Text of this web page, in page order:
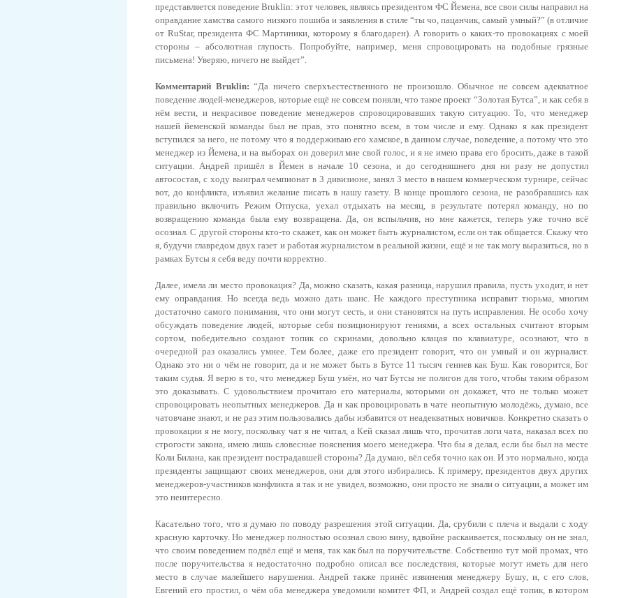
представляется поведение Bruklin: этот человек, являясь президентом ФС Йемена, все свои силы направил на
оправдание хамства самого низкого пошиба и заявления в стиле “ты чо, пацанчик, самый умный?” (в отличие
от RuStar, президента ФС Мартиники, которому я благодарен). А говорить о каких-то провокациях с моей
стороны – абсолютная глупость. Попробуйте, например, меня спровоцировать на подобные грязные
письмена! Уверяю, ничего не выйдет”.
Комментарий Bruklin: “Да ничего сверхъестественного не произошло. Обычное не совсем адекватное
поведение людей-менеджеров, которые ещё не совсем поняли, что такое проект “Золотая Бутса”, и как себя в
нём вести, и некрасивое поведение менеджеров спровоцировавших такую ситуацию. То, что менеджер
нашей йеменской команды был не прав, это понятно всем, в том числе и ему. Однако я как президент
вступился за него, не потому что я поддерживаю его хамское, в данном случае, поведение, а потому что это
менеджер из Йемена, и на выборах он доверил мне свой голос, и я не имею права его бросить, даже в такой
ситуации. Андрей пришёл в Йемен в начале 10 сезона, и до сегодняшнего дня ни разу не допустил
автосостав, с ходу выиграл чемпионат в 3 дивизионе, занял 3 место в нашем коммерческом турнире, сейчас
вот, до конфликта, изъявил желание писать в нашу газету. В конце прошлого сезона, не разобравшись как
правильно включить Режим Отпуска, уехал отдыхать на месяц, в результате потерял команду, но по
возвращению команда была ему возвращена. Да, он вспыльчив, но мне кажется, теперь уже точно всё
осознал. С другой стороны кто-то скажет, как он может быть журналистом, если он так общается. Скажу что
я, будучи главредом двух газет и работая журналистом в реальной жизни, ещё и не так могу выразиться, но в
рамках Бутсы я себя веду почти корректно.
Далее, имела ли место провокация? Да, можно сказать, какая разница, нарушил правила, пусть уходит, и нет
ему оправдания. Но всегда ведь можно дать шанс. Не каждого преступника исправит тюрьма, многим
достаточно самого понимания, что они могут сесть, и они становятся на путь исправления. Не особо хочу
обсуждать поведение людей, которые себя позиционируют гениями, а всех остальных считают вторым
сортом, победительно создают топик со скринами, довольно клацая по клавиатуре, осознают, что в
очередной раз оказались умнее. Тем более, даже его президент говорит, что он умный и он журналист.
Однако это ни о чём не говорит, да и не может быть в Бутсе 11 тысяч гениев как Буш. Как говорится, Бог
таким судья. Я верю в то, что менеджер Буш умён, но чат Бутсы не полигон для того, чтобы таким образом
это доказывать. С удовольствием прочитаю его материалы, которыми он докажет, что не только может
спровоцировать неопытных менеджеров. Да и как провоцировать в чате неопытную молодёжь, думаю, все
чатовчане знают, и не раз этим пользовались дабы избавится от неадекватных новичков. Конкретно сказать о
провокации я не могу, поскольку чат я не читал, а Кей сказал лишь что, прочитав логи чата, наказал всех по
строгости закона, имею лишь словесные пояснения моего менеджера. Что бы я делал, если бы был на месте
Коли Билана, как президент пострадавшей стороны? Да думаю, вёл себя точно как он. И это нормально, когда
президенты защищают своих менеджеров, они для этого избирались. К примеру, президентов двух других
менеджеров-участников конфликта я так и не увидел, возможно, они просто не знали о ситуации, а может им
это неинтересно.
Касательно того, что я думаю по поводу разрешения этой ситуации. Да, срубили с плеча и выдали с ходу
красную карточку. Но менеджер полностью осознал свою вину, вдвойне раскаивается, поскольку он не знал,
что своим поведением подвёл ещё и меня, так как был на поручительстве. Собственно тут мой промах, что
после поручительства я недостаточно подробно описал все последствия, которые могут иметь для него
место в случае малейшего нарушения. Андрей также принёс извинения менеджеру Бушу, и, с его слов,
Евгений его простил, о чём оба менеджера уведомили комитет ФП, и Андрей создал ещё топик, в котором